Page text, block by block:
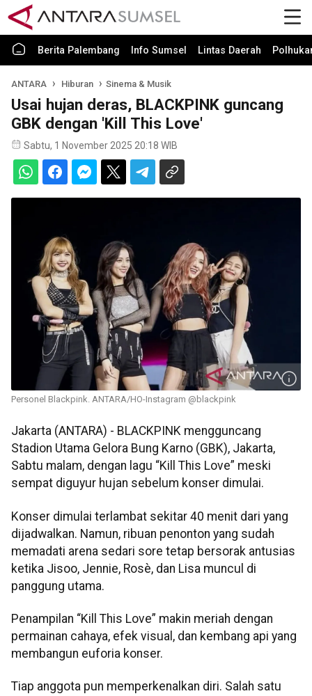
Berita Palembang Info Sumsel Lintas Daerah
ANTARA Hiburan Sinema & Musik
Usai hujan deras, BLACKPINK guncang
GBK dengan 'Kill This Love'
Sabtu, 1 November 2025 20:18 WIB
Personel Blackpink. ANTARA/HO-Instagram @blackpink
Jakarta (ANTARA) - BLACKPINK mengguncang
Stadion Utama Gelora Bung Karno (GBK), Jakarta,
Sabtu malam, dengan lagu “Kill This Love” meski
sempat diguyur hujan sebelum konser dimulai.
Konser dimulai terlambat sekitar 40 menit dari yang
dijadwalkan. Namun, ribuan penonton yang sudah
memadati arena sedari sore tetap bersorak antusias
ketika Jisoo, Jennie, Rosè, dan Lisa muncul di
panggung utama.
Penampilan “Kill This Love” makin meriah dengan
permainan cahaya, efek visual, dan kembang api yang
membangun euforia konser.
Tiap anggota pun memperkenalkan diri. Salah satu